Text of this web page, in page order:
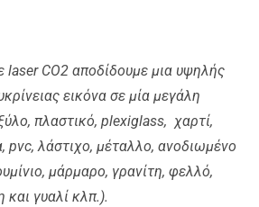
CO2 αποδίδουμε μια υψηλής
εικόνα σε μία μεγάλη
πλαστικό, plexiglass, χαρτί,
pvc, λάστιχο, μέταλλο, ανοδιωμένο
μάρμαρο, γρανίτη, φελλό,
και γυαλί κλπ.).